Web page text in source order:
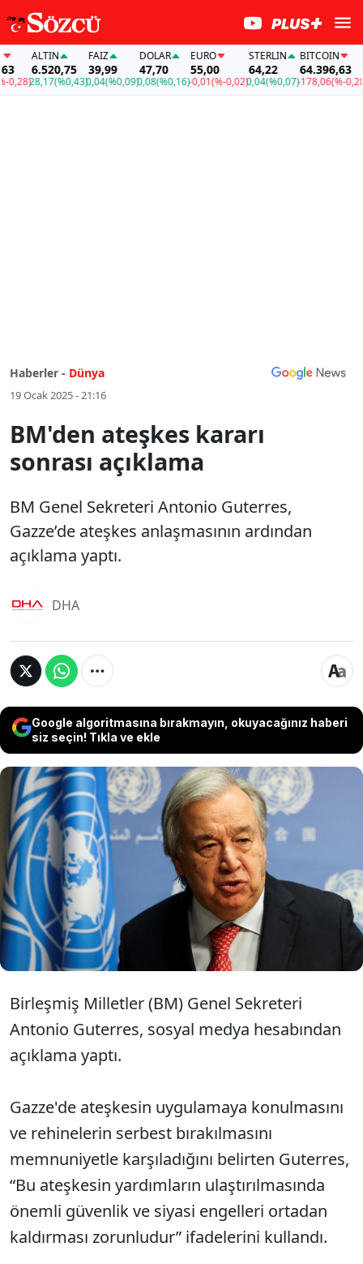
ALTIN
6.520,75
28,17(%0,43)
FAİZ
39,99
0,04(%0,09)
DOLAR
47,70
0,08(%0,16)
EURO
55,00
-0,01(%-0,02)
STERLIN
64,22
0,04(%0,07)
BITCOIN
64.396,63
-178,06(%-0,28)
Haberler - Dünya
19 Ocak 2025 - 21:16
BM'den ateşkes kararı
sonrası açıklama
BM Genel Sekreteri Antonio Guterres,
Gazze’de ateşkes anlaşmasının ardından
açıklama yaptı.
DHA
Google algoritmasına bırakmayın, okuyacağınız haberi
siz seçin! Tıkla ve ekle
BM Genel Sekreteri Antonio
Guterres, Gazze’de ateşkes
anlaşmasının ardından açıklama
yaptı.
Birleşmiş Milletler (BM) Genel Sekreteri
Antonio Guterres, sosyal medya hesabından
açıklama yaptı.
Gazze'de ateşkesin uygulamaya konulmasını
ve rehinelerin serbest bırakılmasını
memnuniyetle karşıladığını belirten Guterres,
“Bu ateşkesin yardımların ulaştırılmasında
önemli güvenlik ve siyasi engelleri ortadan
kaldırması zorunludur” ifadelerini kullandı.